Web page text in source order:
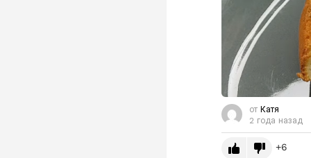
от Катя
2 года назад
6